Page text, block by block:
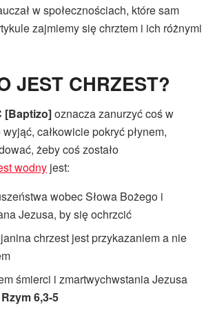
w społecznościach, które sam
zajmiemy się chrztem i ich różnymi
JEST CHRZEST?
[Baptizo]oznacza zanurzyć coś w
całkowicie pokryć płynem,
żeby coś zostało
wodny jest:
wobec Słowa Bożego i
Jezusa, by się ochrzcić
chrzest jest przykazaniem a nie
śmierci i zmartwychwstania Jezusa
6,3-5